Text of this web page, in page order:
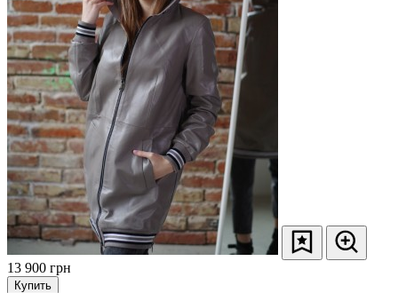
13 900 грн
Купить